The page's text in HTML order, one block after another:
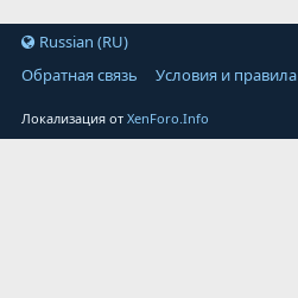
Russian (RU)
Обратная связь
Условия и правила
Локализация отXenForo.Info